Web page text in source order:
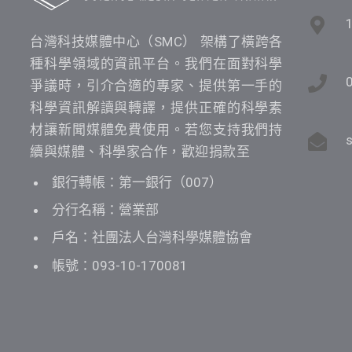
台灣科技媒體中心（SMC） 架構了橫跨各
種科學領域的資訊平台。我們在面對科學
爭議時，引介合適的專家、提供第一手的
科學資訊解讀與轉譯，提供正確的科學素
材讓新聞媒體免費使用。若您支持我們持
續與媒體、科學家合作，歡迎捐款至
銀行轉帳：第一銀行（007）
分行名稱：營業部
戶名：社團法人台灣科學媒體協會
帳號：093-10-170081